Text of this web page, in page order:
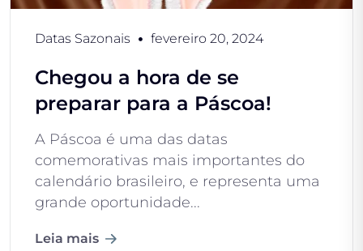
Datas Sazonais fevereiro 20, 2024
Chegou a hora de se
preparar para a Páscoa!
A Páscoa é uma das datas
comemorativas mais importantes do
calendário brasileiro, e representa uma
grande oportunidade...
Leia mais